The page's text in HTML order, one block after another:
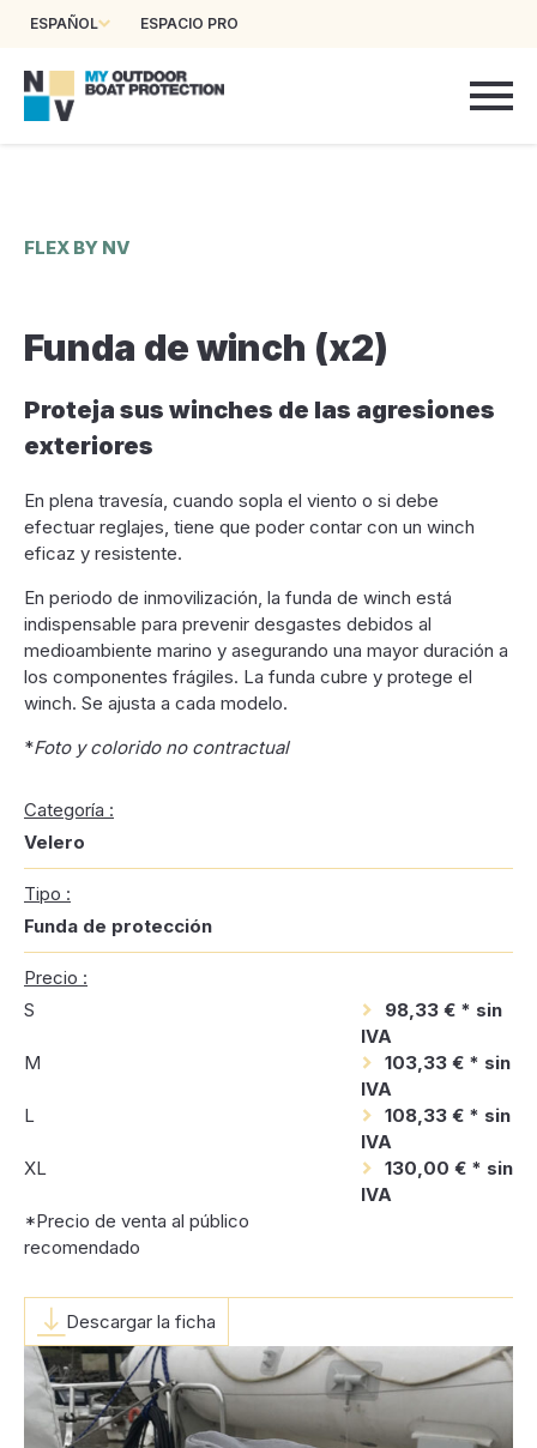
ESPAÑOL ESPACIO PRO
FLEX BY NV
Funda de winch (x2)
Proteja sus winches de las agresiones
exteriores
En plena travesía, cuando sopla el viento o si debe
efectuar reglajes, tiene que poder contar con un winch
eficaz y resistente.
En periodo de inmovilización, la funda de winch está
indispensable para prevenir desgastes debidos al
medioambiente marino y asegurando una mayor duración a
los componentes frágiles. La funda cubre y protege el
winch. Se ajusta a cada modelo.
*Foto y colorido no contractual
Categoría :
Velero
Tipo :
Funda de protección
Precio :
S
98,33 € * sin
IVA
M
103,33 € * sin
IVA
L
108,33 € * sin
IVA
XL
130,00 € * sin
IVA
*Precio de venta al público
recomendado
Descargar la ficha